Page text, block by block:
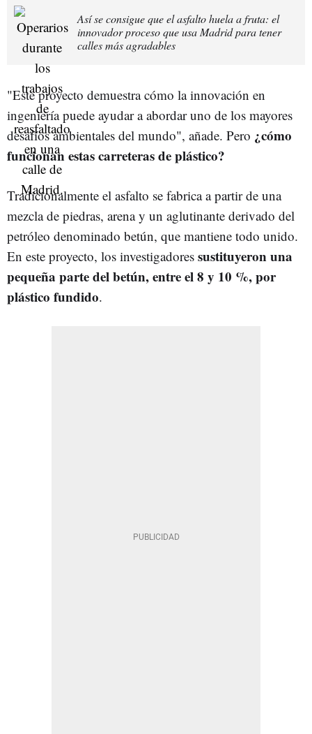
Así se consigue que el asfalto huela a fruta: el
innovador proceso que usa Madrid para tener
calles más agradables
"Este proyecto demuestra cómo la innovación en
ingeniería puede ayudar a abordar uno de los mayores
desafíos ambientales del mundo", añade. Pero ¿cómo
funcionan estas carreteras de plástico?
Tradicionalmente el asfalto se fabrica a partir de una
mezcla de piedras, arena y un aglutinante derivado del
petróleo denominado betún, que mantiene todo unido.
En este proyecto, los investigadores sustituyeron una
pequeña parte del betún, entre el 8 y 10 %, por
plástico fundido.